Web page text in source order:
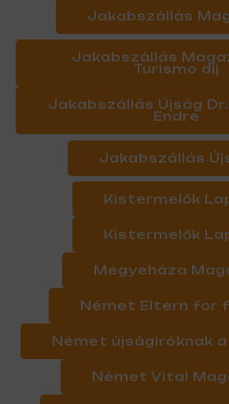
Jakabszállás
Jakabszállás
Turismo díj
Jakabszállás Újság
Endre
Jakabszállás
Kistermelők
Kistermelők
Megyeháza
Német Eltern for
Német újságiróknak
Német Vital